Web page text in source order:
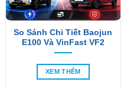
So Sánh Chi Tiết Baojun
E100 Và VinFast VF2
XEM THÊM